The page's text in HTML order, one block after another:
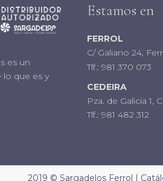
es un
lo que es y
Estamos en
FERROL
C/ Galiano 24,
Tlf.: 981 370 073
CEDEIRA
Pza. de Galicia 1,
Tlf.: 981 482 312
2019 © Sargadelos Ferrol |